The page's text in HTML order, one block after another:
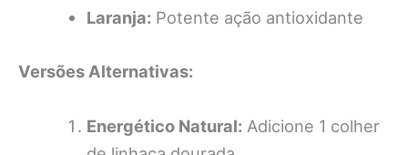
Laranja: Potente ação antioxidante
Versões Alternativas:
Energético Natural: Adicione 1 colher